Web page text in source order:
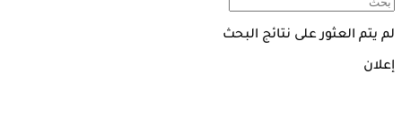
لم يتم العثور على نتائج البحث
إعلان